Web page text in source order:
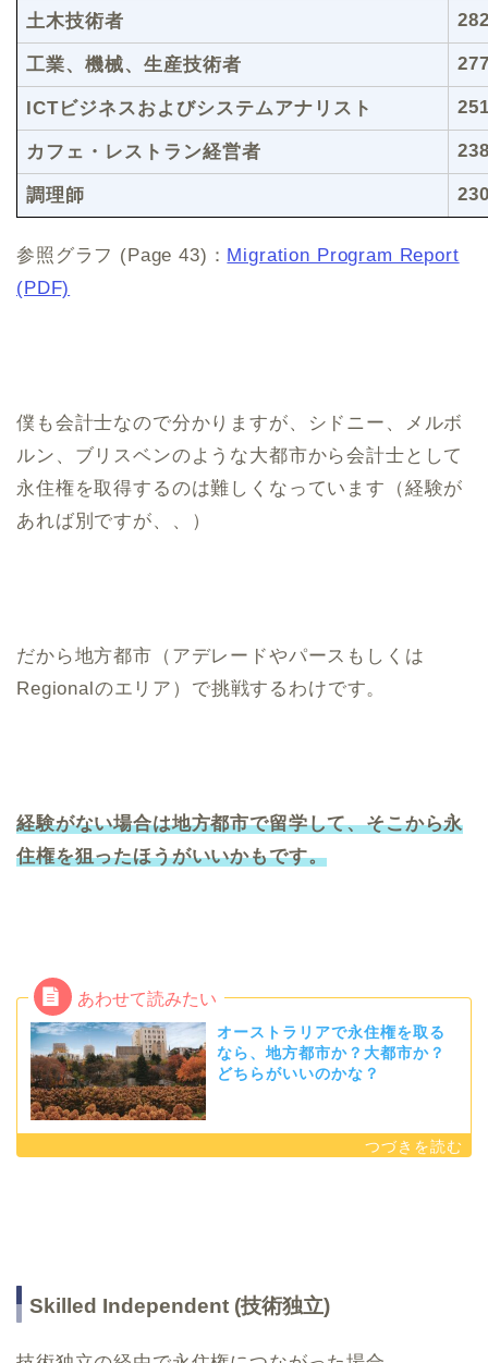
土木技術者
工業、機械、生産技術者
ICTビジネスおよびシステムアナリスト
カフェ・レストラン経営者
調理師
参照グラフ (Page 43)： Migration Program Report
(PDF)
僕も会計士なので分かりますが、シドニー、メルボ
ルン、ブリスベンのような大都市から会計士として
永住権を取得するのは難しくなっています（経験が
あれば別ですが、、）
だから地方都市（アデレードやパースもしくは
Regionalのエリア）で挑戦するわけです。
経験がない場合は地方都市で留学して、そこから永
住権を狙ったほうがいいかもです。
オーストラリアで永住権を取る
なら、地方都市か？大都市か？
どちらがいいのかな？
Skilled Independent (技術独立)